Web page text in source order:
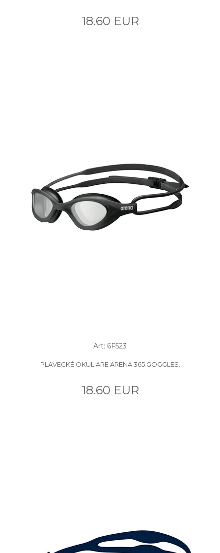
18.60 EUR
Art: 6F523
PLAVECKÉ OKULIARE ARENA 365 GOGGLES.
18.60 EUR